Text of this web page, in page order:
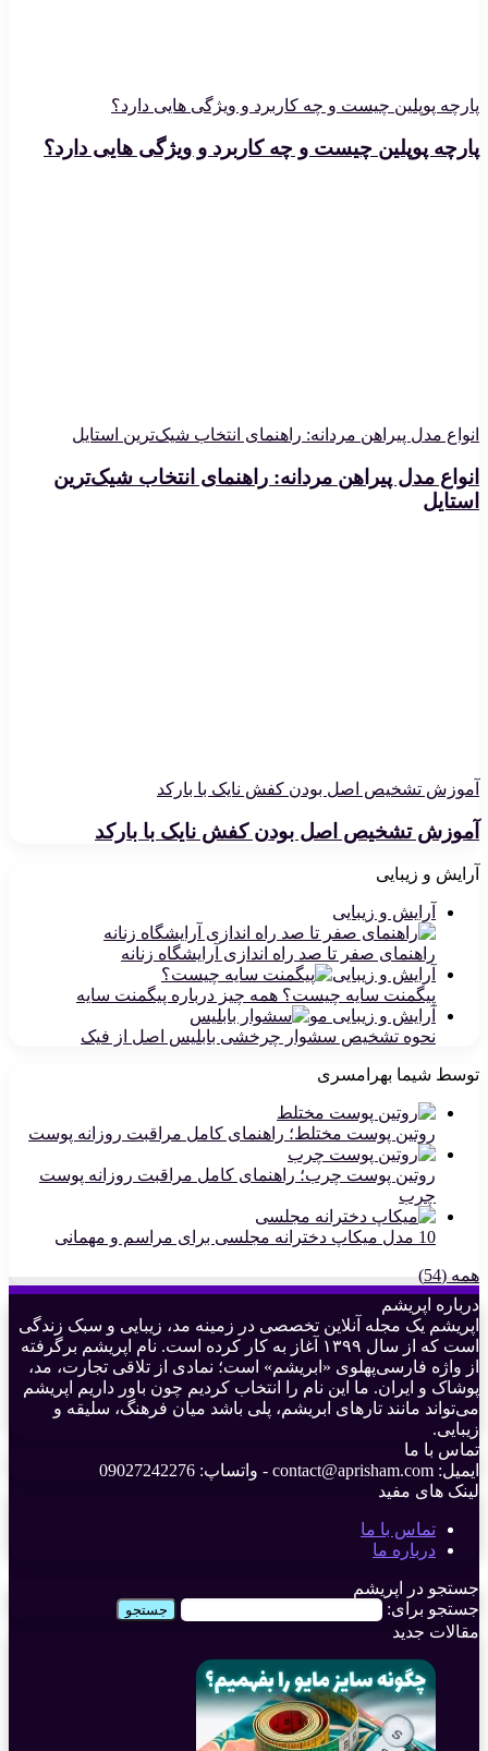
پارچه پوپلین چیست و چه کاربرد و ویژگی هایی دارد؟
پارچه پوپلین چیست و چه کاربرد و ویژگی هایی دارد؟
انواع مدل پیراهن مردانه: راهنمای انتخاب شیک‌ترین استایل
انواع مدل پیراهن مردانه: راهنمای انتخاب شیک‌ترین
استایل
آموزش تشخیص اصل بودن کفش نایک با بارکد
آموزش تشخیص اصل بودن کفش نایک با بارکد
آرایش و زیبایی
آرایش و زیبایی
راهنمای صفر تا صد راه اندازی آرایشگاه زنانه
آرایش و زیبایی
پیگمنت سایه چیست؟ همه چیز درباره پیگمنت سایه
آرایش و زیبایی مو
نحوه تشخیص سشوار چرخشی بابلیس اصل از فیک
توسط شیما بهرامسری
روتین پوست مختلط؛ راهنمای کامل مراقبت روزانه پوست
روتین پوست چرب؛ راهنمای کامل مراقبت روزانه پوست
چرب
10 مدل میکاپ دخترانه مجلسی برای مراسم و مهمانی
همه (54)
درباره اپریشم
اپریشم یک مجله آنلاین تخصصی در زمینه مد، زیبایی و سبک زندگی
است که از سال ۱۳۹۹ آغاز به کار کرده است. نام اپریشم برگرفته
از واژه فارسی‌پهلوی «ابریشم» است؛ نمادی از تلاقی تجارت، مد،
پوشاک و ایران. ما این نام را انتخاب کردیم چون باور داریم اپریشم
می‌تواند مانند تارهای ابریشم، پلی باشد میان فرهنگ، سلیقه و
زیبایی.
تماس با ما
ایمیل: contact@aprisham.com - واتساپ: 09027242276
لینک های مفید
تماس با ما
درباره ما
جستجو در اپریشم
جستجو برای:
مقالات جدید